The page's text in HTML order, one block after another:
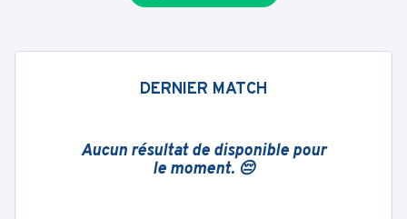
DERNIER MATCH
Aucun résultat de disponible pour
le moment. 😔